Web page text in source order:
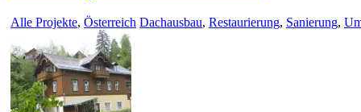
Alle Projekte, Österreich Dachausbau, Restaurierung, Sanierung,